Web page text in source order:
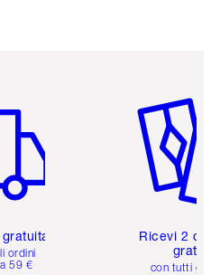
ordini
59 €
Ricevi 2
con tutti gli